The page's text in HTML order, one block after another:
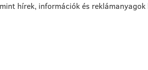
hírek, információk és reklámanyagok